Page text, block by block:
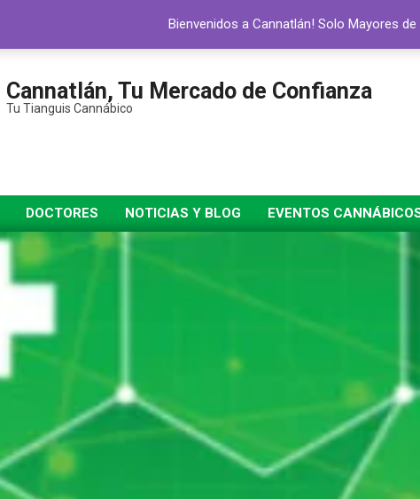
Cannatlán, Tu Mercado de Confianza
Tu Tianguis Cannábico
DOCTORES NOTICIAS Y BLOG EVENTOS
Bienvenidos a Cannatlán! Solo Mayores de